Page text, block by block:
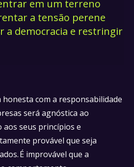
em um terreno
a tensão perene
a democracia e restringir
com a responsabilidade
será agnóstica ao
seus princípios e
provável que seja
É improvável que a